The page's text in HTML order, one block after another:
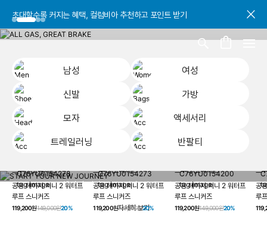
초대할수록 커지는 혜택, 컬럼비아 추천하고 포인트 받기
초대할수록 커지는 혜택, 컬럼비아 추천하고 포인트 받기
초대할수록 커지는 혜택, 컬럼비아 추천하고 포인트 받기
남성
여성
신발
가방
모자
액세서리
트레일러닝
반팔티
START YOUR
헤이지 져니 New 컬러 UP TO 20% OFF
자세히 보기
공용 헤이지 져니 2 워터프
루프 스니커즈
119,200원149,000원20%
공용 헤이지 져니 2 워터프
루프 스니커즈
119,200원149,000원20%
공용 헤이지 져니 2 워터프
루프 스니커즈
119,200원149,000원20%
공
루